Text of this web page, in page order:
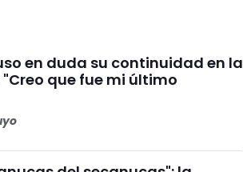
en duda su continuidad en la
que fue mi último